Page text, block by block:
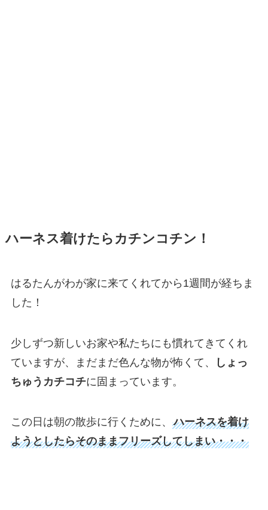
ハーネス着けたらカチンコチン！
はるたんがわが家に来てくれてから1週間が経ちま
した！
少しずつ新しいお家や私たちにも慣れてきてくれ
ていますが、まだまだ色んな物が怖くて、
しょっ
ちゅうカチコチに固まっています。
この日は朝の散歩に行くために、 ハーネスを着け
ようとしたらそのままフリーズしてしまい・・・